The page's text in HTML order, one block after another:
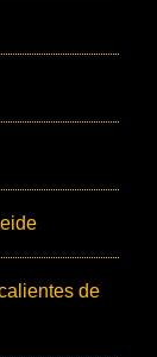
de